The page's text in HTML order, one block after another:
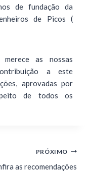
de fundação da
de Picos (
as nossas
a este
aprovadas por
de todos os
PRÓXIMO
as recomendações